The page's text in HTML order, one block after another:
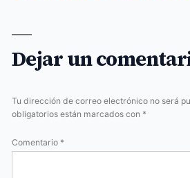
Dejar un
Tu dirección de correo electrónico no será
obligatorios están marcados con *
Comentario *